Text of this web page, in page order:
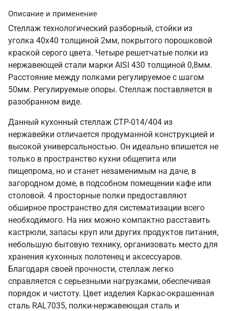
Описание и применение
Стеллаж технологический разборный, стойки из
уголка 40х40 толщиной 2мм, покрытого порошковой
краской серого цвета. Четыре решетчатые полки из
нержавеющей стали марки AISI 430 толщиной 0,8мм.
Расстояние между полками регулируемое с шагом
50мм. Регулируемые опоры. Стеллаж поставляется в
разобранном виде.
Данный кухонный стеллаж СТР-014/404 из
нержавейки отличается продуманной конструкцией и
высокой универсальностью. Он идеально впишется не
только в пространство кухни общепита или
пищепрома, но и станет незаменимым на даче, в
загородном доме, в подсобном помещении кафе или
столовой. 4 просторные полки предоставляют
обширное пространство для систематизации всего
необходимого. На них можно компактно расставить
кастрюли, запасы круп или других продуктов питания,
небольшую бытовую технику, организовать место для
хранения кухонных полотенец и аксессуаров.
Благодаря своей прочности, стеллаж легко
справляется с серьезными нагрузками, обеспечивая
порядок и чистоту. Цвет изделия Каркас-окрашенная
сталь RAL7035, полки-нержавеющая сталь и